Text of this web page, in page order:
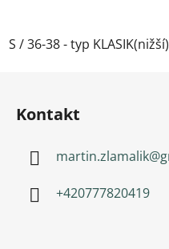
S / 36-38 - typ KLASIK(nižší)
Kontakt
martin.zlamalik@
+420777820419